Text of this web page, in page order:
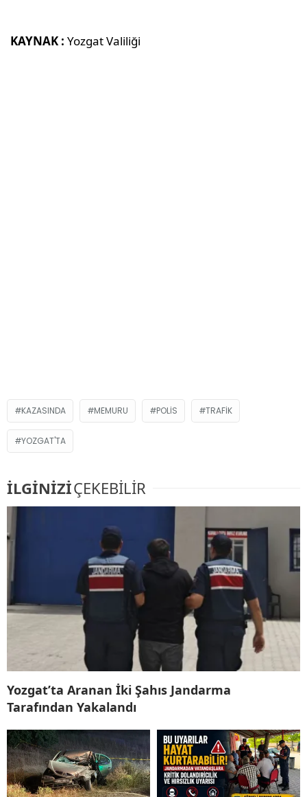
KAYNAK : Yozgat Valiliği
KAZASINDA MEMURU POLIS TRAFIK
YOZGAT'TA
İLGİNİZİÇEKEBİLİR
Yozgat’ta Aranan İki Şahıs Jandarma
Tarafından Yakalandı